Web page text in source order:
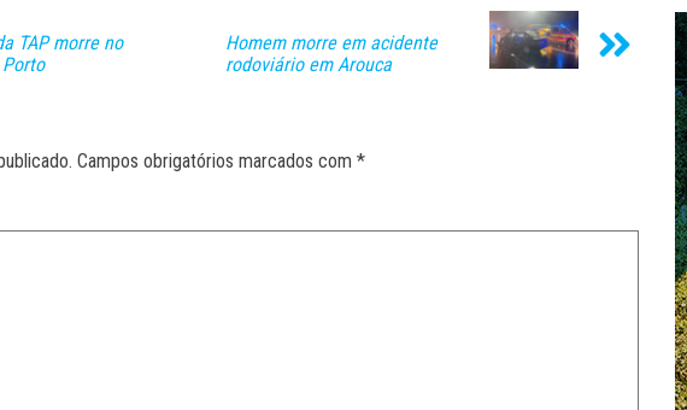
TAP morre no
Homem morre em acidente
rodoviário em Arouca
Campos obrigatórios marcados com *